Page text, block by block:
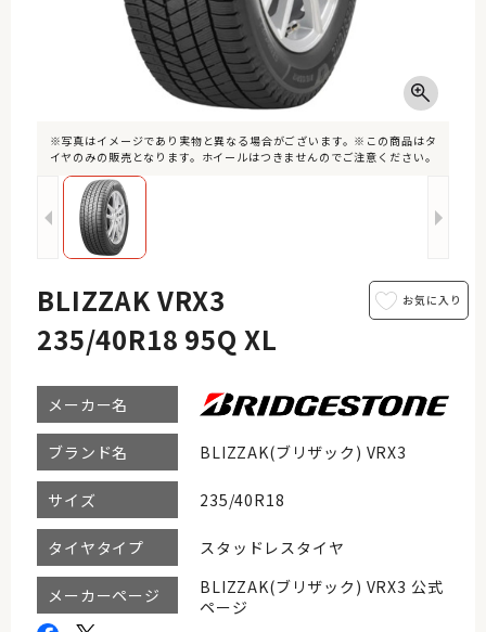
※写真はイメージであり実物と異なる場合がございます。※この商品はタ
イヤのみの販売となります。ホイールはつきませんのでご注意ください。
BLIZZAK VRX3
235/40R18 95Q XL
メーカー名
ブランド名 BLIZZAK(ブリザック) VRX3
サイズ 235/40R18
タイヤタイプ スタッドレスタイヤ
メーカーページ
BLIZZAK(ブリザック) VRX3 公式
ページ